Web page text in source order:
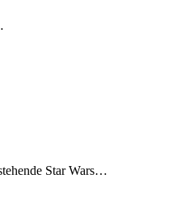
Star Wars…